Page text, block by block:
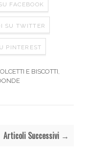
FACEBOOK
SU TWITTER
PINTEREST
E BISCOTTI,
Articoli Successivi →